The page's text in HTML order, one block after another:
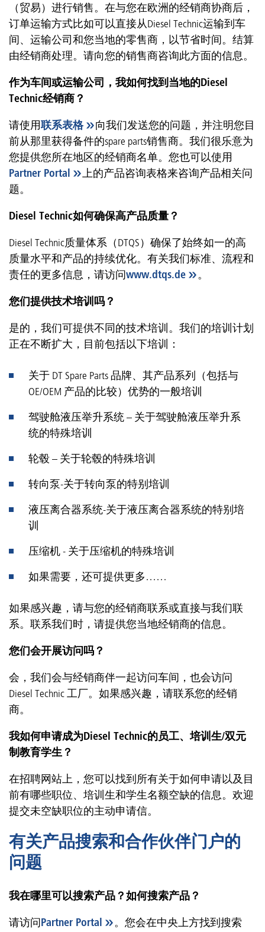
（贸易）进行销售。在与您在欧洲的经销商协商后，
订单运输方式比如可以直接从Diesel Technic运输到车
间、运输公司和您当地的零售商，以节省时间。结算
由经销商处理。请向您的销售商咨询此方面的信息。
作为车间或运输公司，我如何找到当地的Diesel
Technic经销商？
请使用联系表格
向我们发送您的问题，并注明您目
前从那里获得备件的spare parts销售商。我们很乐意为
您提供您所在地区的经销商名单。您也可以使用
Partner Portal
上的产品咨询表格来咨询产品相关问
题。
Diesel Technic如何确保高产品质量？
Diesel Technic质量体系（DTQS）确保了始终如一的高
质量水平和产品的持续优化。有关我们标准、流程和
责任的更多信息，请访问www.dtqs.de 。
您们提供技术培训吗？
是的，我们可提供不同的技术培训。我们的培训计划
正在不断扩大，目前包括以下培训：
关于 DT Spare Parts 品牌、其产品系列（包括与
OE/OEM 产品的比较）优势的一般培训
驾驶舱液压举升系统 – 关于驾驶舱液压举升系
统的特殊培训
轮毂 – 关于轮毂的特殊培训
转向泵-关于转向泵的特别培训
液压离合器系统-关于液压离合器系统的特别培
训
压缩机 - 关于压缩机的特殊培训
如果需要，还可提供更多……
如果感兴趣，请与您的经销商联系或直接与我们联
系。联系我们时，请提供您当地经销商的信息。
您们会开展访问吗？
会，我们会与经销商伴一起访问车间，也会访问
Diesel Technic 工厂。如果感兴趣，请联系您的经销
商。
我如何申请成为Diesel Technic的员工、培训生/双元
制教育学生？
在招聘网站上，您可以找到所有关于如何申请以及目
前有哪些职位、培训生和学生名额空缺的信息。欢迎
提交未空缺职位的主动申请信。
有关产品搜索和合作伙伴门户的
问题
我在哪里可以搜索产品？如何搜索产品？
请访问Partner Portal 。您会在中央上方找到搜索